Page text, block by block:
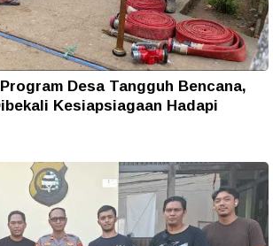
Desa Tangguh Bencana,
Kesiapsiagaan Hadapi